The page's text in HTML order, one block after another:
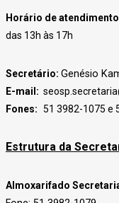
Horário de
das 13h às 17h
Secretário: Genésio
E-mail:
Fones: 51 3982-1075 e
Estrutura da
Almoxarifado